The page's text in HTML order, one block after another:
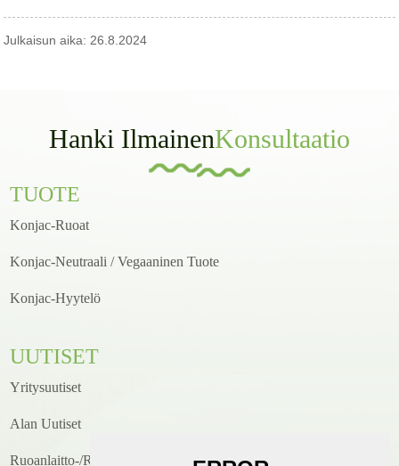
Julkaisun aika: 26.8.2024
Hanki IlmainenKonsultaatio
TUOTE
Konjac-Ruoat
Konjac-Neutraali / Vegaaninen Tuote
Konjac-Hyytelö
UUTISET
Yritysuutiset
Alan Uutiset
Ruoanlaitto-/reseptiuutiset